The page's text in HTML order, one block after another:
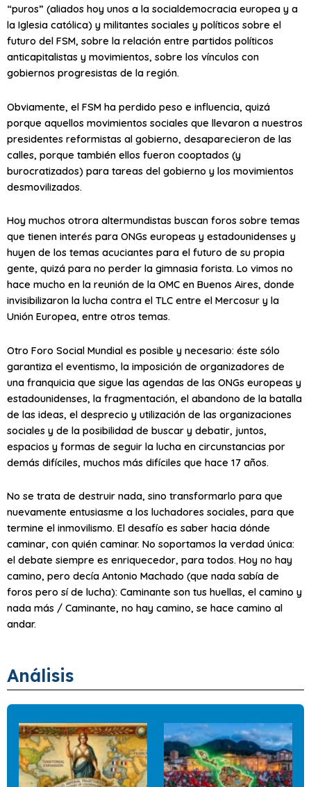
“puros” (aliados hoy unos a la socialdemocracia europea y a
la Iglesia católica) y militantes sociales y políticos sobre el
futuro del FSM, sobre la relación entre partidos políticos
anticapitalistas y movimientos, sobre los vínculos con
gobiernos progresistas de la región.
Obviamente, el FSM ha perdido peso e influencia, quizá
porque aquellos movimientos sociales que llevaron a nuestros
presidentes reformistas al gobierno, desaparecieron de las
calles, porque también ellos fueron cooptados (y
burocratizados) para tareas del gobierno y los movimientos
desmovilizados.
Hoy muchos otrora altermundistas buscan foros sobre temas
que tienen interés para ONGs europeas y estadounidenses y
huyen de los temas acuciantes para el futuro de su propia
gente, quizá para no perder la gimnasia forista. Lo vimos no
hace mucho en la reunión de la OMC en Buenos Aires, donde
invisibilizaron la lucha contra el TLC entre el Mercosur y la
Unión Europea, entre otros temas.
Otro Foro Social Mundial es posible y necesario: éste sólo
garantiza el eventismo, la imposición de organizadores de
una franquicia que sigue las agendas de las ONGs europeas y
estadounidenses, la fragmentación, el abandono de la batalla
de las ideas, el desprecio y utilización de las organizaciones
sociales y de la posibilidad de buscar y debatir, juntos,
espacios y formas de seguir la lucha en circunstancias por
demás difíciles, muchos más difíciles que hace 17 años.
No se trata de destruir nada, sino transformarlo para que
nuevamente entusiasme a los luchadores sociales, para que
termine el inmovilismo. El desafío es saber hacia dónde
caminar, con quién caminar. No soportamos la verdad única:
el debate siempre es enriquecedor, para todos. Hoy no hay
camino, pero decía Antonio Machado (que nada sabía de
foros pero sí de lucha): Caminante son tus huellas, el camino y
nada más / Caminante, no hay camino, se hace camino al
andar.
Análisis